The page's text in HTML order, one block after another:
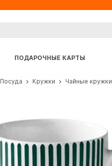
ПОДАРОЧНЫЕ КАРТЫ
Посуда Кружки Чайные кружки